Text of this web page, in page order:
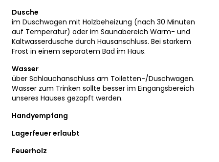
Dusche
im Duschwagen mit Holzbeheizung (nach 30 Minuten
auf Temperatur) oder im Saunabereich Warm- und
Kaltwasserdusche durch Hausanschluss. Bei starkem
Frost in einem separatem Bad im Haus.
Wasser
über Schlauchanschluss am Toiletten-/Duschwagen.
Wasser zum Trinken sollte besser im Eingangsbereich
unseres Hauses gezapft werden.
Handyempfang
Lagerfeuer erlaubt
Feuerholz